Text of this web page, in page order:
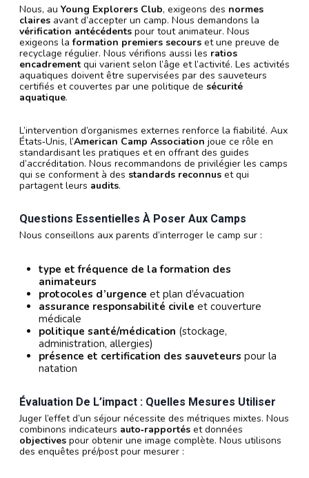
Nous, au Young Explorers Club, exigeons des normes
claires avant d’accepter un camp. Nous demandons la
vérification antécédents pour tout animateur. Nous
exigeons laformation premiers secours et une preuve de
recyclage régulier. Nous vérifions aussi les ratios
encadrement qui varient selon l’âge et l’activité. Les activités
aquatiques doivent être supervisées par des sauveteurs
certifiés et couvertes par une politique de sécurité
aquatique.
L’intervention d’organismes externes renforce la fiabilité. Aux
États‑Unis, l’American Camp Association joue ce rôle en
standardisant les pratiques et en offrant des guides
d’accréditation. Nous recommandons de privilégier les camps
qui se conforment à des standards reconnus et qui
partagent leurs audits.
Questions Essentielles À Poser Aux Camps
Nous conseillons aux parents d’interroger le camp sur :
type et fréquence de la formation des
animateurs
protocoles d’urgence et plan d’évacuation
assurance responsabilité civile et couverture
médicale
politique santé/médication (stockage,
administration, allergies)
présence et certification des sauveteurs pour la
natation
Évaluation De L’impact : Quelles Mesures Utiliser
Juger l’effet d’un séjour nécessite des métriques mixtes. Nous
combinons indicateurs auto‑rapportés et données
objectives pour obtenir une image complète. Nous utilisons
des enquêtes pré/post pour mesurer :